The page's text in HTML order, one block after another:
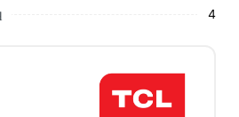
նկարագրությունը,
է և համպատասխանում է
Գնված ապրանքի վերադարձը
4